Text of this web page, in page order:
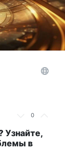
0
Узнайте,
в